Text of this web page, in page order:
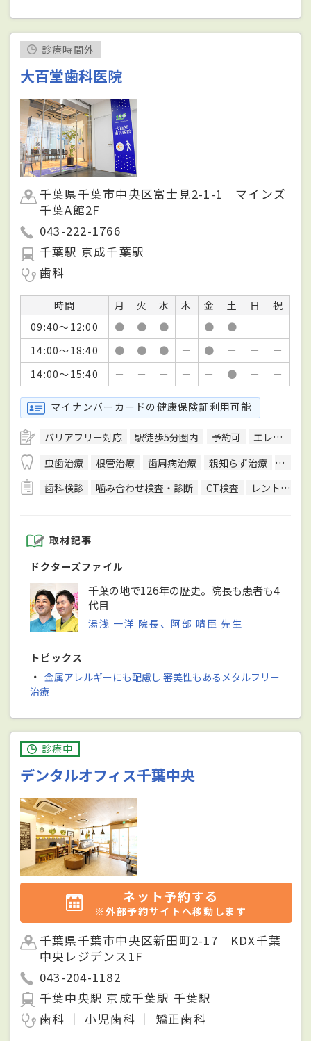
診療時間外
大百堂歯科医院
千葉県千葉市中央区富士見2-1-1 マインズ
千葉A館2F
043-222-1766
千葉駅 京成千葉駅
歯科
時間 月 火 水 木 金 土 日
祝
09:40～12:00
● ● ● － ● ● －
－
14:00～18:40
● ● ● － ● － －
－
14:00～15:40
－ － － － － ● － －
マイナンバーカードの健康保険証利用可能
バリアフリー対応 駅徒歩5分圏内 予約可
エレベーターあり
虫歯治療
根管治療 歯周病治療 親知らず治療
顎関
歯科検診
噛み合わせ検査・診断 CT検査 レントゲン検査
取材記事
ドクターズファイル
千葉の地で126年の歴史。院長も患者も4
代目
湯浅 一洋 院長、阿部 晴臣 先生
トピックス
・ 金属アレルギーにも配慮し 審美性もあるメタルフリー
治療
診療中
デンタルオフィス千葉中央
ネット予約する
※外部予約サイトへ移動します
千葉県千葉市中央区新田町2-17 KDX千葉
中央レジデンス1F
043-204-1182
千葉中央駅 京成千葉駅 千葉駅
歯科
小児歯科 矯正歯科